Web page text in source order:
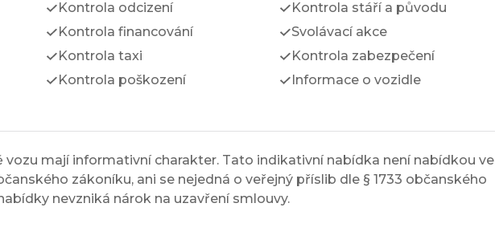
Kontrola odcizení
Kontrola financování
Kontrola taxi
Kontrola poškození
Kontrola stáří a původu
Svolávací akce
Kontrola zabezpečení
Informace o vozidle
vozu mají informativní charakter. Tato indikativní nabídka není nabídkou ve
zákoníku, ani se nejedná o veřejný příslib dle § 1733 občanského
nevzniká nárok na uzavření smlouvy.